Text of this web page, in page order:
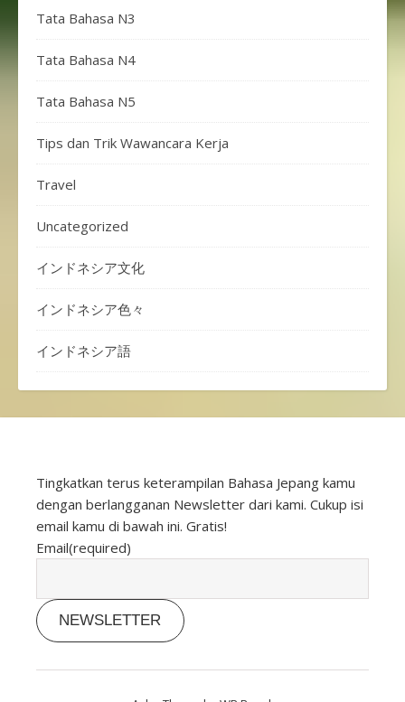
Tata Bahasa N3
Tata Bahasa N4
Tata Bahasa N5
Tips dan Trik Wawancara Kerja
Travel
Uncategorized
インドネシア文化
インドネシア色々
インドネシア語
Tingkatkan terus keterampilan Bahasa Jepang kamu
dengan berlangganan Newsletter dari kami. Cukup isi
email kamu di bawah ini. Gratis!
Email(required)
NEWSLETTER